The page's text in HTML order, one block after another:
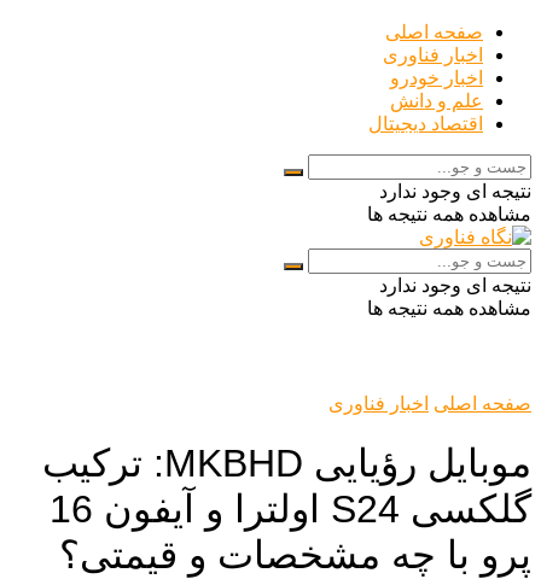
صفحه اصلی
اخبار فناوری
اخبار خودرو
علم و دانش
اقتصاد دیجیتال
نتیجه ای وجود ندارد
مشاهده همه نتیجه ها
نتیجه ای وجود ندارد
مشاهده همه نتیجه ها
صفحه اصلی اخبار فناوری
موبایل رؤیایی MKBHD: ترکیب
گلکسی S24 اولترا و آیفون 16
پرو با چه مشخصات و قیمتی؟